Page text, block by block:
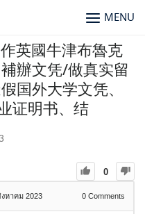
MENU
英國牛津布魯克
辦文凭/做真实留
国外大学文凭、
证明书、结
0
หาคม 2023 0 Comments